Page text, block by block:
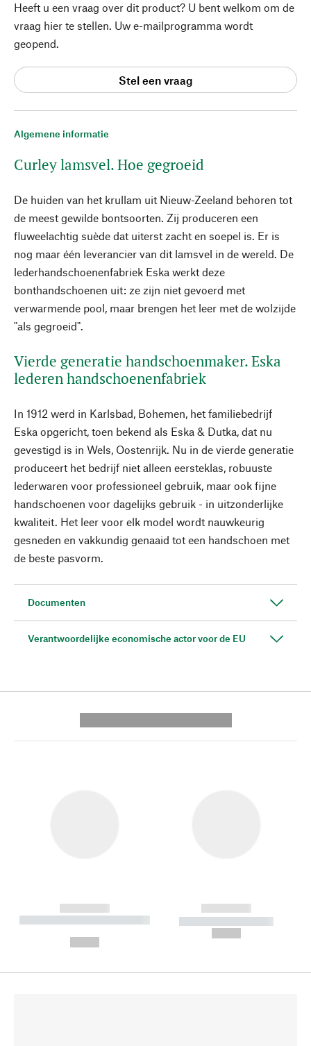
Algemene informatie
Curley lamsvel. Hoe gegroeid
De huiden van het krullam uit Nieuw-Zeeland behoren tot
de meest gewilde bontsoorten. Zij produceren een
fluweelachtig suède dat uiterst zacht en soepel is. Er is
nog maar één leverancier van dit lamsvel in de wereld. De
lederhandschoenenfabriek Eska werkt deze
bonthandschoenen uit: ze zijn niet gevoerd met
verwarmende pool, maar brengen het leer met de wolzijde
"als gegroeid".
Vierde generatie handschoenmaker. Eska
lederen handschoenenfabriek
In 1912 werd in Karlsbad, Bohemen, het familiebedrijf
Eska opgericht, toen bekend als Eska & Dutka, dat nu
gevestigd is in Wels, Oostenrijk. Nu in de vierde generatie
produceert het bedrijf niet alleen eersteklas, robuuste
lederwaren voor professioneel gebruik, maar ook fijne
handschoenen voor dagelijks gebruik - in uitzonderlijke
kwaliteit. Het leer voor elk model wordt nauwkeurig
gesneden en vakkundig genaaid tot een handschoen met
de beste pasvorm.
Documenten
Verantwoordelijke economische actor voor de EU
Heeft u een vraag over dit product? U bent welkom om de
vraag hier te stellen. Uw e-mailprogramma wordt
geopend.
Stel een vraag
------------
----------- ----------- --------
------------
----------- -----------